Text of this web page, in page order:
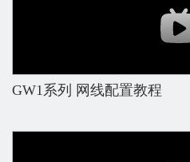
GW1系列 网线配置教程